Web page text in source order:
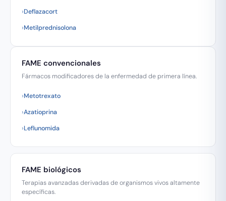
Deflazacort
Metilprednisolona
FAME convencionales
Fármacos modificadores de la enfermedad de primera línea.
Metotrexato
Azatioprina
Leflunomida
FAME biológicos
Terapias avanzadas derivadas de organismos vivos altamente
específicas.